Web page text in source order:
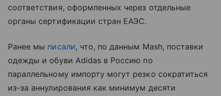
соответствия, оформленных через отдельные
органы сертификации стран ЕАЭС.
Ранее мы писали, что, по данным Mash, поставки
одежды и обуви Adidas в Россию по
параллельному импорту могут резко сократиться
из-за аннулирования как минимум десяти